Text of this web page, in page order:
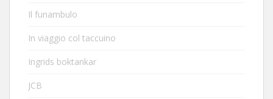
Il funambulo
In viaggio col taccuino
Ingrids boktankar
JCB